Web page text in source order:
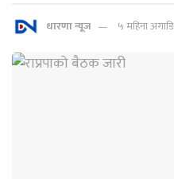
धारणा न्यूज ५ महिना अगाडि